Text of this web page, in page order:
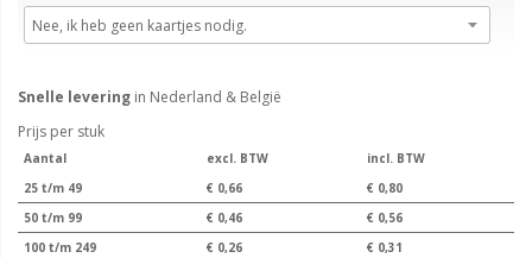
Snelle levering in Nederland & België
Prijs per stuk
Aantal excl. BTW
incl. BTW
25 t/m 49
€ 0,66
€ 0,80
50 t/m 99
€ 0,46
€ 0,56
100 t/m 249
€ 0,26
€ 0,31